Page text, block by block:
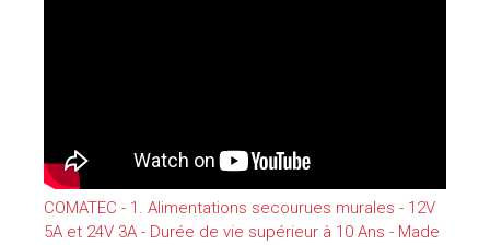
COMATEC - 1. Alimentations secourues murales - 12V
5A et 24V 3A - Durée de vie supérieur à 10 Ans - Made